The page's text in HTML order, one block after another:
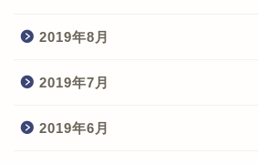
2019年8月
2019年7月
2019年6月